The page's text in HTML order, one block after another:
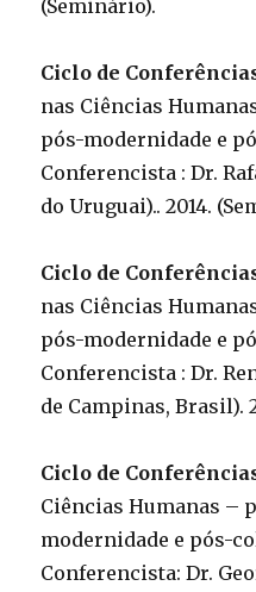
(Seminário).
Ciclo de
nas Ciências
pós-modernidade e
Conferencista : Dr.
do Uruguai).. 2014.
Ciclo de
nas Ciências
pós-modernidade e
Conferencista : Dr.
de Campinas, Brasil).
Ciclo de
Ciências Humanas –
modernidade e pós-
Conferencista: Dr.